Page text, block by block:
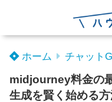
ホーム チャット
midjourney料金の
生成を賢く始める